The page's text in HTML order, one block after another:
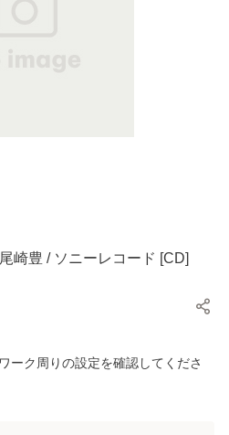
崎豊 / ソニーレコード [CD]
ーク周りの設定を確認してくださ